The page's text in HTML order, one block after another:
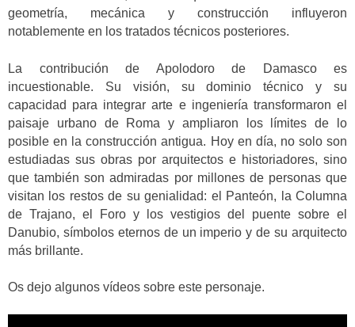
geometría, mecánica y construcción influyeron
notablemente en los tratados técnicos posteriores.
La contribución de Apolodoro de Damasco es
incuestionable. Su visión, su dominio técnico y su
capacidad para integrar arte e ingeniería transformaron el
paisaje urbano de Roma y ampliaron los límites de lo
posible en la construcción antigua. Hoy en día, no solo son
estudiadas sus obras por arquitectos e historiadores, sino
que también son admiradas por millones de personas que
visitan los restos de su genialidad: el Panteón, la Columna
de Trajano, el Foro y los vestigios del puente sobre el
Danubio, símbolos eternos de un imperio y de su arquitecto
más brillante.
Os dejo algunos vídeos sobre este personaje.